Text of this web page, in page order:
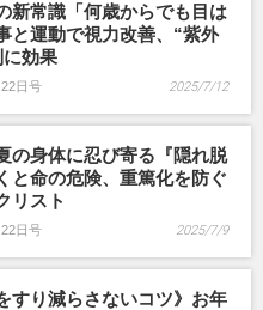
新常識「何歳からでも目は
と運動で視力改善、“紫外
効果
日号 2025/7/12
の身体に忍び寄る『隠れ脱
と命の危険、重篤化を防ぐ
リスト
日号 2025/7/9
すり減らさないコツ》お年